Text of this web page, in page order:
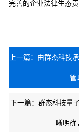
完善的企业法律生态贡
上一篇：由群杰科技
管
下一篇：群杰科技量
晰明确